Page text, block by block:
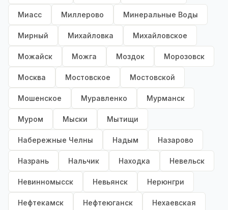
Миасс Миллерово Минеральные Воды
Мирный Михайловка Михайловское
Можайск Можга Моздок Морозовск
Москва Мостовское Мостовской
Мошенское Муравленко Мурманск
Муром Мыски Мытищи
Набережные Челны Надым Назарово
Назрань Нальчик Находка Невельск
Невинномысск Невьянск Нерюнгри
Нефтекамск Нефтеюганск Нехаевская